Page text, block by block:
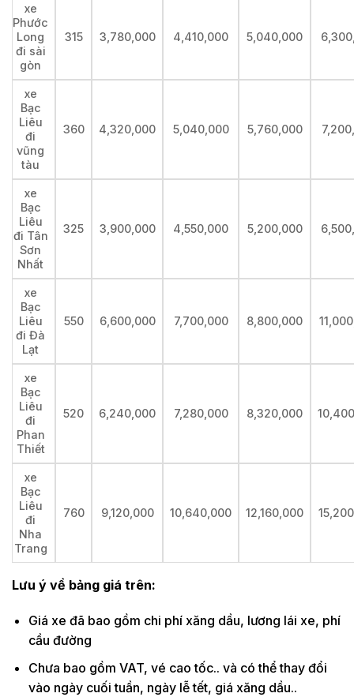
xe
Phước
Long
đi sài
gòn
315 3,780,000 4,410,000 5,040,000
xe
Bạc
Liêu
đi
vũng
tàu
360 4,320,000 5,040,000 5,760,000
xe
Bạc
Liêu
đi Tân
Sơn
Nhất
325 3,900,000 4,550,000 5,200,000
xe
Bạc
Liêu
đi Đà
Lạt
550 6,600,000 7,700,000 8,800,000
xe
Bạc
Liêu
đi
Phan
Thiết
520 6,240,000 7,280,000 8,320,000
xe
Bạc
Liêu
đi
Nha
Trang
760 9,120,000 10,640,000 12,160,000
Lưu ý về bảng giá trên:
Giá xe đã bao gồm chi phí xăng dầu, lương lái xe, phí
cầu đường
Chưa bao gồm VAT, vé cao tốc.. và có thể thay đổi
vào ngày cuối tuần, ngày lễ tết, giá xăng dầu..